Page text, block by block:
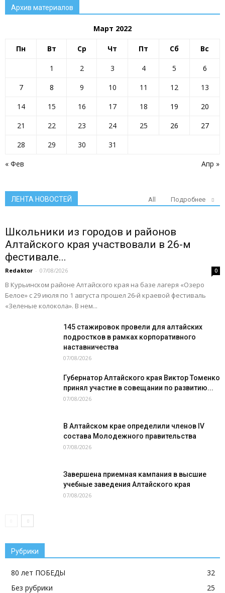
Архив материалов
Март 2022
Пн Вт Ср Чт Пт Сб Вс
« Фев Апр »
1 2 3 4 5
6
7
8 9 10 11 12
13
14
15 16 17 18 19
20
21
22 23 24 25 26
27
28
29 30 31
ЛЕНТА НОВОСТЕЙ All Подробнее
Школьники из городов и районов
Алтайского края участвовали в 26-м
фестивале...
Redaktor - 07/08/2026 0
В Курьинском районе Алтайского края на базе лагеря «Озеро
Белое» с 29 июля по 1 августа прошел 26‑й краевой фестиваль
«Зеленые колокола». В нем...
145 стажировок провели для алтайских
подростков в рамках корпоративного
наставничества
07/08/2026
Губернатор Алтайского края Виктор Томенко
принял участие в совещании по развитию...
07/08/2026
В Алтайском крае определили членов IV
состава Молодежного правительства
07/08/2026
Завершена приемная кампания в высшие
учебные заведения Алтайского края
07/08/2026
Рубрики
80 лет ПОБЕДЫ
32
Без рубрики
25